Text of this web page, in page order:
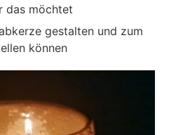
das möchtet
gestalten und zum
können